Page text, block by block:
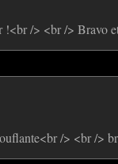
!<br /> <br /> Bravo
/> <br />